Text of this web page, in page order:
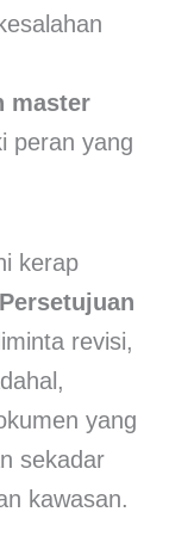
master
peran yang
kerap
revisi,
yang
sekadar
kawasan.